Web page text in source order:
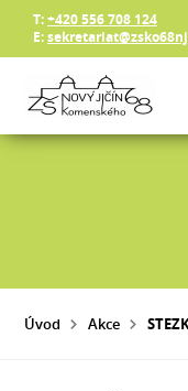
T:+420 556 708 124
E:
Úvod Akce